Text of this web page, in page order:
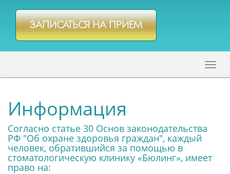
ЗАПИСАТЬСЯ НА ПРИЕМ
Информация
Согласно статье 30 Основ законодательства
РФ "Об охране здоровья граждан", каждый
человек, обратившийся за помощью в
стоматологическую клинику «Бюлинг», имеет
право на: